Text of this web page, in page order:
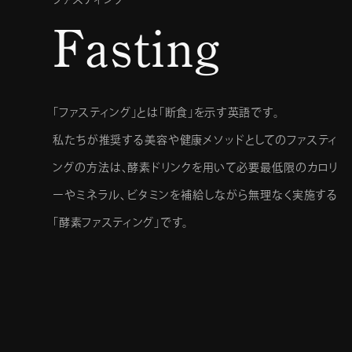
Fasting
「ファスティング」とは「断食」を示す英語です。
私たちが推奨する美容や健康メソッドとしてのファスティ
ングの方法は、酵素ドリンクを用いて必要最低限のカロリ
ーやミネラル、ビタミンを補給しながら無理なく実施する
「酵素ファスティング」です。